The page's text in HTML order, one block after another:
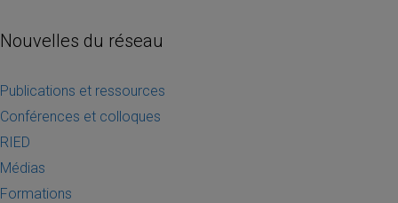
Nouvelles du réseau
Publications et ressources
Conférences et colloques
RIED
Médias
Formations